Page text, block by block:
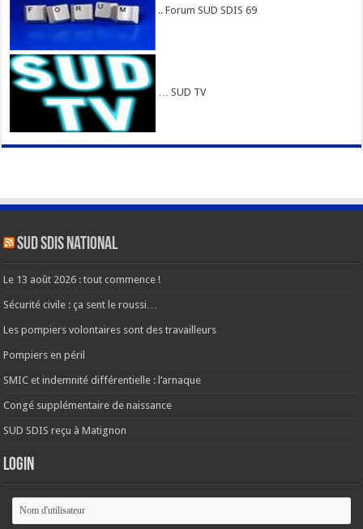
.. Forum SUD SDIS 69
… SUD TV
SUD SDIS national
Le 13 août 2026 : tout commence !
Sécurité civile : ça sent le roussi…
Les pompiers volontaires sont des travailleurs
Pompiers en péril
SMIC et indemnité différentielle : l’arnaque
Congé supplémentaire de naissance
SUD SDIS reçu à Matignon
Login